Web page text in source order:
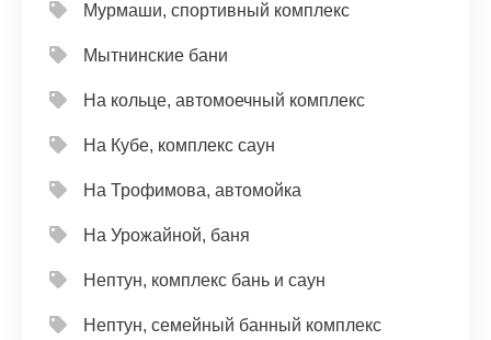
Мурмаши, спортивный комплекс
Мытнинские бани
На кольце, автомоечный комплекс
На Кубе, комплекс саун
На Трофимова, автомойка
На Урожайной, баня
Нептун, комплекс бань и саун
Нептун, семейный банный комплекс